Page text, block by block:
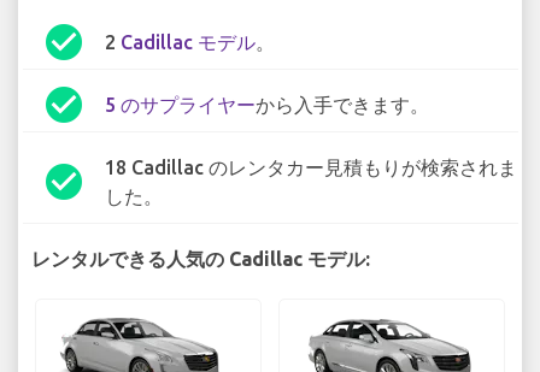
check_circle 2 Cadillac モデル。
check_circle 5 のサプライヤーから入手できます。
check_circle
18 Cadillac のレンタカー見積もりが検索されま
した。
レンタルできる人気の Cadillac モデル: